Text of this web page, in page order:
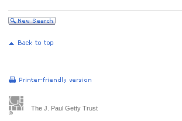
The J. Paul Getty Trust